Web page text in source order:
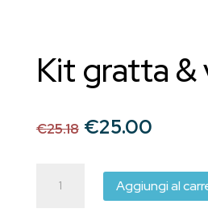
Kit gratta &
€25.18 Il
originale
era:
€25.00Il
è:
Aggiungi al